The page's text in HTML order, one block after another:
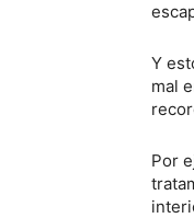
Y
mal
Por